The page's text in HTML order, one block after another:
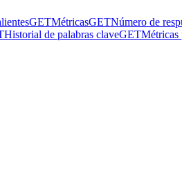
GETMétricasGETNúmero de
Historial de palabras claveGETMétricas